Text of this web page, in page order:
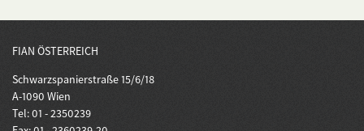
FIAN ÖSTERREICH
Schwarzspanierstraße 15/6/18
A-1090 Wien
Tel: 01 - 2350239